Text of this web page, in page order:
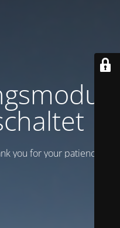
you for your patience!